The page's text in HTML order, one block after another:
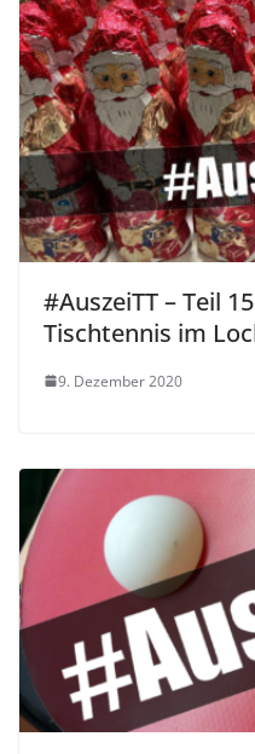
#AuszeiTT – Teil
Tischtennis im
9. Dezember 2020